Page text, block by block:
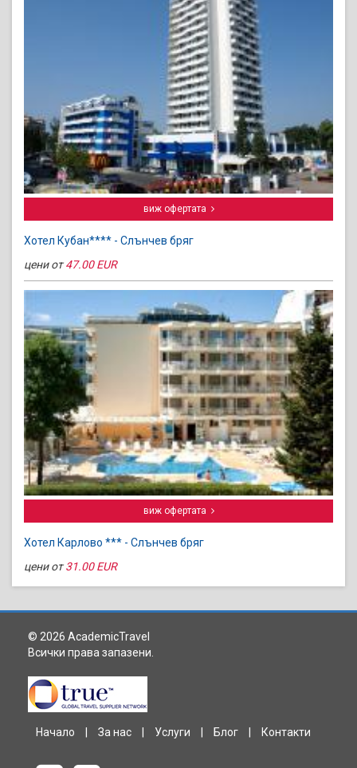
виж офертата
Хотел Кубан**** - Слънчев бряг
цени от47.00 EUR
виж офертата
Хотел Карлово *** - Слънчев бряг
цени от31.00 EUR
© 2026 AcademicTravel
Всички права запазени.
Начало За нас Услуги Блог Контакти